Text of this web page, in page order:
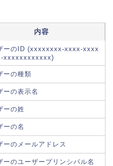
内容
ーのID (xxxxxxxx-xxxx-xxxx
xxxxxxxxxxxx)
ーの種類
ーの表示名
ーの姓
ーの名
ーのメールアドレス
ーのユーザープリンシパル名